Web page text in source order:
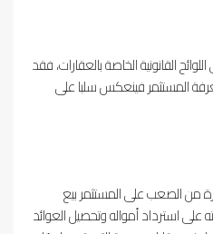
القانونية الخاصة بالعقارات، فقد
المستثمر فينعكس سلبا على
من الصعب على المستثمر بيع
استرداد أمواله وتحصيل العوائد